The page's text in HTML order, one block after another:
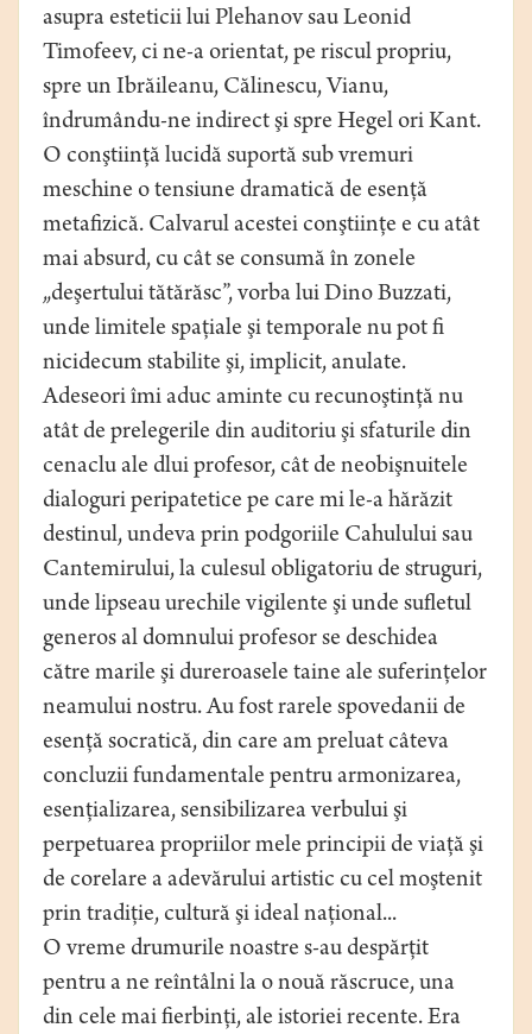
asupra esteticii lui Plehanov sau Leonid
Timofeev, ci ne-a orientat, pe riscul propriu,
spre un Ibrăileanu, Călinescu, Vianu,
îndrumându-ne indirect şi spre Hegel ori Kant.
O conştiinţă lucidă suportă sub vremuri
meschine o tensiune dramatică de esenţă
metafizică. Calvarul acestei conştiinţe e cu atât
mai absurd, cu cât se consumă în zonele
„deşertului tătărăsc”, vorba lui Dino Buzzati,
unde limitele spaţiale şi temporale nu pot fi
nicidecum stabilite şi, implicit, anulate.
Adeseori îmi aduc aminte cu recunoştinţă nu
atât de prelegerile din auditoriu şi sfaturile din
cenaclu ale dlui profesor, cât de neobişnuitele
dialoguri peripatetice pe care mi le-a hărăzit
destinul, undeva prin podgoriile Cahulului sau
Cantemirului, la culesul obligatoriu de struguri,
unde lipseau urechile vigilente şi unde sufletul
generos al domnului profesor se deschidea
către marile şi dureroasele taine ale suferinţelor
neamului nostru. Au fost rarele spovedanii de
esenţă socratică, din care am preluat câteva
concluzii fundamentale pentru armonizarea,
esenţializarea, sensibilizarea verbului şi
perpetuarea propriilor mele principii de viaţă şi
de corelare a adevărului artistic cu cel moştenit
prin tradiţie, cultură şi ideal naţional...
O vreme drumurile noastre s-au despărţit
pentru a ne reîntâlni la o nouă răscruce, una
din cele mai fierbinţi, ale istoriei recente. Era